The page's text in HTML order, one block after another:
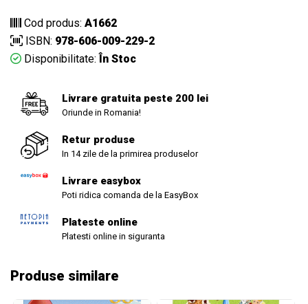
Cod produs: A1662
ISBN: 978-606-009-229-2
Disponibilitate: În Stoc
Livrare gratuita peste 200 lei
Oriunde in Romania!
Retur produse
In 14 zile de la primirea produselor
Livrare easybox
Poti ridica comanda de la EasyBox
Plateste online
Platesti online in siguranta
Produse similare